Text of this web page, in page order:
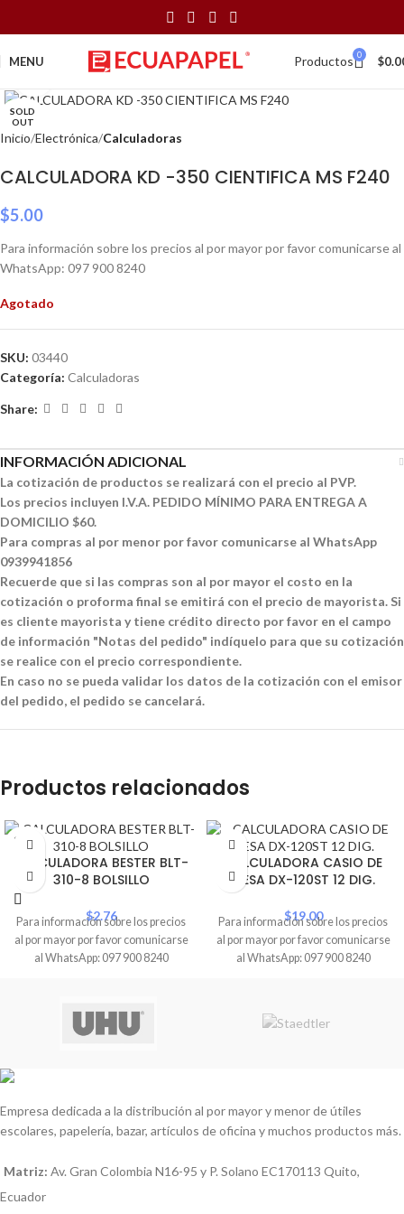
MENU Productos 0 $
SOLD
OUT
Click to enlarge
Inicio Electrónica Calculadoras
CALCULADORA KD -350 CIENTIFICA MS F240
$5.00
Para información sobre los precios al por mayor por favor comunicarse al
WhatsApp: 097 900 8240
Agotado
SKU: 03440
Categoría: Calculadoras
Share:
INFORMACIÓN ADICIONAL
La cotización de productos se realizará con el precio al PVP.
Los precios incluyen I.V.A. PEDIDO MÍNIMO PARA ENTREGA A
DOMICILIO $60.
Para compras al por menor por favor comunicarse al WhatsApp
0939941856
Recuerde que si las compras son al por mayor el costo en la
cotización o proforma final se emitirá con el precio de mayorista. Si
es cliente mayorista y tiene crédito directo por favor en el campo
de información "Notas del pedido" indíquelo para que su cotización
se realice con el precio correspondiente.
En caso no se pueda validar los datos de la cotización con el emisor
del pedido, el pedido se cancelará.
Productos relacionados
SOLD
OUT
CALCULADORA BESTER BLT-
310-8 BOLSILLO
$2.76
Para información sobre los precios
al por mayor por favor comunicarse
al WhatsApp: 097 900 8240
CALCULADORA CASIO DE
MESA DX-120ST 12 DIG.
$19.00
Para información sobre los precios
al por mayor por favor comunicarse
al WhatsApp: 097 900 8240
Empresa dedicada a la distribución al por mayor y menor de útiles
escolares, papelería, bazar, artículos de oficina y muchos productos más.
Matriz: Av. Gran Colombia N16-95 y P. Solano EC170113 Quito,
Ecuador